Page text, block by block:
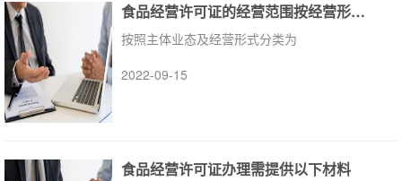
食品经营许可证的经营范围按经营形式分类
按照主体业态及经营形式分类为
2022-09-15
食品经营许可证办理需提供以下材料